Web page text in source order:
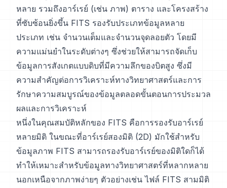
หลาย รวมถึงอาร์เรย์ (เช่น ภาพ) ตาราง และโครงสร้าง
ที่ซับซ้อนยิ่งขึ้น FITS รองรับประเภทข้อมูลหลาย
ประเภท เช่น จำนวนเต็มและจำนวนจุดลอยตัว โดยมี
ความแม่นยำในระดับต่างๆ ซึ่งช่วยให้สามารถจัดเก็บ
ข้อมูลการสังเกตแบบดิบที่มีความลึกของบิตสูง ซึ่งมี
ความสำคัญต่อการวิเคราะห์ทางวิทยาศาสตร์และการ
รักษาความสมบูรณ์ของข้อมูลตลอดขั้นตอนการประมวล
ผลและการวิเคราะห์
หนึ่งในคุณสมบัติหลักของ FITS คือการรองรับอาร์เรย์
หลายมิติ ในขณะที่อาร์เรย์สองมิติ (2D) มักใช้สำหรับ
ข้อมูลภาพ FITS สามารถรองรับอาร์เรย์ของมิติใดก็ได้
ทำให้เหมาะสำหรับข้อมูลทางวิทยาศาสตร์ที่หลากหลาย
นอกเหนือจากภาพง่ายๆ ตัวอย่างเช่น ไฟล์ FITS สามมิติ